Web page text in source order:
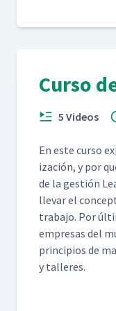
Parte 2
Industria)
Curso
5 Videos
En este cur­so
ización, y por
de la gestión
lle­var el
tra­ba­jo. Por
empre­sas del
prin­ci­p­ios de
y talleres.